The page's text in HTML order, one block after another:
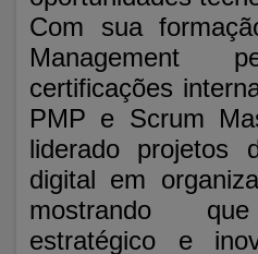
Com sua
certificações
PMP e Scrum
liderado projetos
digital em
mostrando
estratégico e